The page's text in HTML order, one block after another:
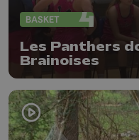
BASKET
Les Panthers
Brainoises